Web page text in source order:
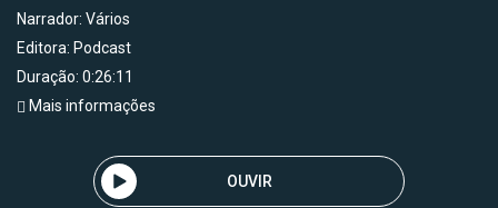
Narrador: Vários
Editora: Podcast
Duração: 0:26:11
Mais informações
OUVIR